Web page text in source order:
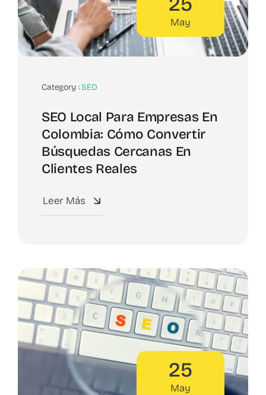
May
Category :SEO
SEO Local Para Empresas En
Colombia: Cómo Convertir
Búsquedas Cercanas En
Clientes Reales
Leer Más
25
May